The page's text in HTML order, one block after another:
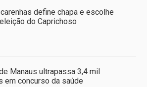
define chapa e escolhe
do Caprichoso
Manaus ultrapassa 3,4 mil
em concurso da saúde